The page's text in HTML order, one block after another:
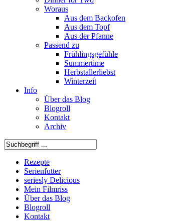
Woraus
Aus dem Backofen
Aus dem Topf
Aus der Pfanne
Passend zu
Frühlingsgefühle
Summertime
Herbstallerliebst
Winterzeit
Info
Über das Blog
Blogroll
Kontakt
Archiv
Rezepte
Serienfutter
seriesly Delicious
Mein Filmriss
Über das Blog
Blogroll
Kontakt